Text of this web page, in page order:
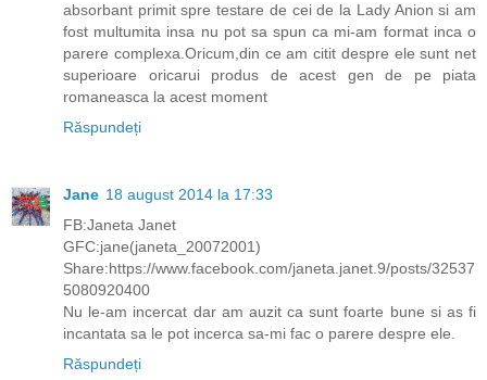
absorbant primit spre testare de cei de la Lady Anion si am
fost multumita insa nu pot sa spun ca mi-am format inca o
parere complexa.Oricum,din ce am citit despre ele sunt net
superioare oricarui produs de acest gen de pe piata
romaneasca la acest moment
Răspundeți
Jane 18 august 2014 la 17:33
FB:Janeta Janet
GFC:jane(janeta_20072001)
Share:https://www.facebook.com/janeta.janet.9/posts/32537
5080920400
Nu le-am incercat dar am auzit ca sunt foarte bune si as fi
incantata sa le pot incerca sa-mi fac o parere despre ele.
Răspundeți